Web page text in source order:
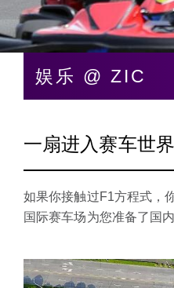
娱乐 @ ZIC
一扇进入赛车世
如果你接触过F1方程式，
国际赛车场为您准备了国